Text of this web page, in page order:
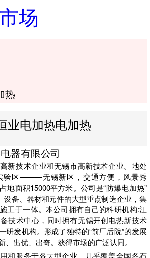
热
业电加热电加热
器有限公司
新技术企业和无锡市高新技术企业。地处
验区———无锡新区，交通方便，风景秀
地面积15000平方米。公司是“防爆电加热”
设备、器材和元件的大型重点制造企业，集
工于一体。本公司拥有自己的科研机构:江
技术中心，同时拥有无锡开创电热新技术
研发机构。形成了独特的“前厂后院”的发展
、出优、出奇。获得市场的广泛认同。
和服务于各大型企业，几乎覆盖全国各石